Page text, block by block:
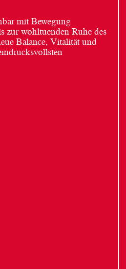
mit Bewegung
zur wohltuenden Ruhe des
Balance, Vitalität und